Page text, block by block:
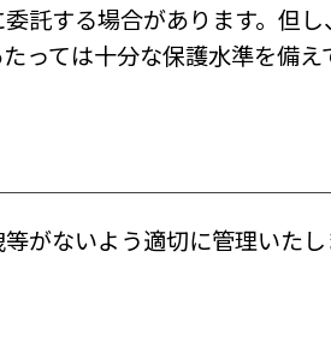
託する場合があります。但
っては十分な保護水準を備
がないよう適切に管理いた